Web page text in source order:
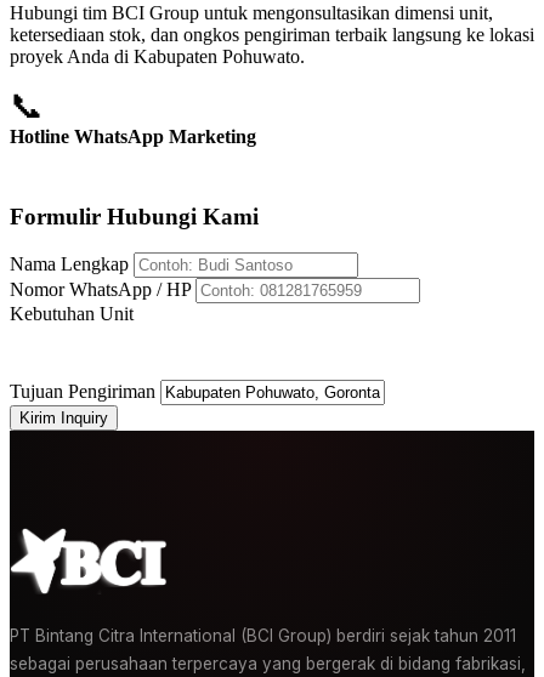
Hubungi tim BCI Group untuk mengonsultasikan dimensi unit,
ketersediaan stok, dan ongkos pengiriman terbaik langsung ke lokasi
proyek Anda di Kabupaten Pohuwato.
📞
Hotline WhatsApp Marketing
Formulir Hubungi Kami
Nama Lengkap
Nomor WhatsApp / HP
Kebutuhan Unit
Tujuan Pengiriman
Kirim Inquiry
PT Bintang Citra International (BCI Group) berdiri sejak tahun 2011
sebagai perusahaan terpercaya yang bergerak di bidang fabrikasi,